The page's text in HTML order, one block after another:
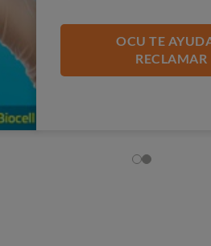
APOYA LA
OCU TE
RECLAMAR